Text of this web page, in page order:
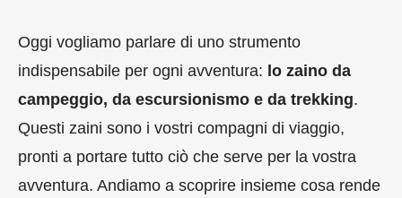
Oggi vogliamo parlare di uno strumento
indispensabile per ogni avventura: lo zaino da
campeggio, da escursionismo e da trekking.
Questi zaini sono i vostri compagni di viaggio,
pronti a portare tutto ciò che serve per la vostra
avventura. Andiamo a scoprire insieme cosa rende